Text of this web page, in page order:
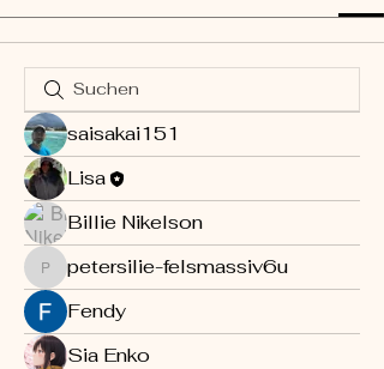
saisakai151
Lisa
Billie Nikelson
petersilie-felsmassiv6u
petersilie-felsmassiv6u
Fendy
Sia Enko